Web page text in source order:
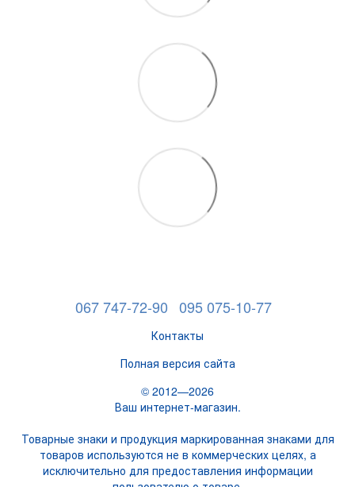
067 747-72-90 095 075-10-77
Контакты
Полная версия сайта
© 2012—2026
Ваш интернет-магазин.
Товарные знаки и продукция маркированная знаками для
товаров используются не в коммерческих целях, а
исключительно для предоставления информации